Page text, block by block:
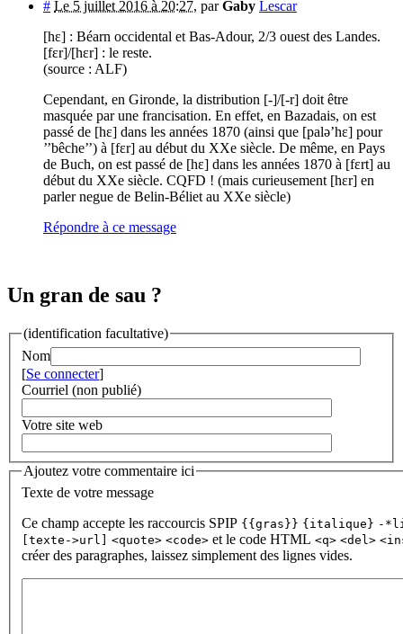
# Le 5 juillet 2016 à 20:27, parGaby Lescar
[hɛ] : Béarn occidental et Bas-Adour, 2/3 ouest des Landes.
[fɛr]/[hɛr] : le reste.
(source : ALF)
Cependant, en Gironde, la distribution [-]/[-r] doit être
masquée par une francisation. En effet, en Bazadais, on est
passé de [hɛ] dans les années 1870 (ainsi que [palə’hɛ] pour
’’bêche’’) à [fɛr] au début du XXe siècle. De même, en Pays
de Buch, on est passé de [hɛ] dans les années 1870 à [fɛrt] au
début du XXe siècle. CQFD ! (mais curieusement [hɛr] en
parler negue de Belin-Béliet au XXe siècle)
Répondre à ce message
Un gran de sau ?
(identification facultative)
Nom
[Se connecter]
Courriel (non publié)
Votre site web
Ajoutez votre commentaire ici
Texte de votre message
Ce champ accepte les raccourcis SPIP {{gras}} {italique} -
[texte->url] <quote> <code> et le code HTML <q> <del>
créer des paragraphes, laissez simplement des lignes vides.